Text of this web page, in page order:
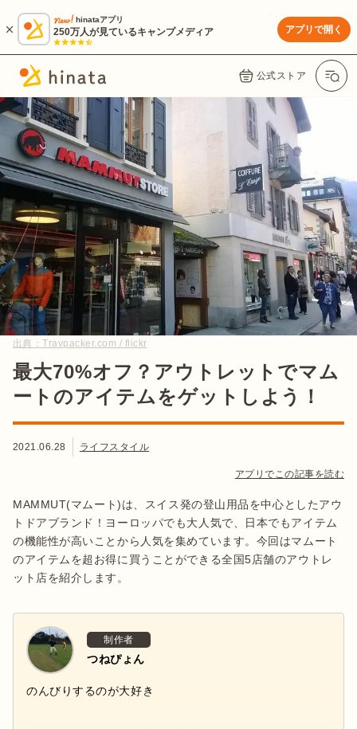
hinataアプリ
250万人が見ているキャンプメディア アプリで開く
公式ストア
出典：Travpacker.com / flickr
最大70%オフ？アウトレットでマム
ートのアイテムをゲットしよう！
2021.06.28 ライフスタイル
アプリでこの記事を読む
MAMMUT(マムート)は、スイス発の登山用品を中心としたアウ
トドアブランド！ヨーロッパでも大人気で、日本でもアイテム
の機能性が高いことから人気を集めています。今回はマムート
のアイテムを超お得に買うことができる全国5店舗のアウトレ
ット店を紹介します。
制作者
つねぴょん
のんびりするのが大好き